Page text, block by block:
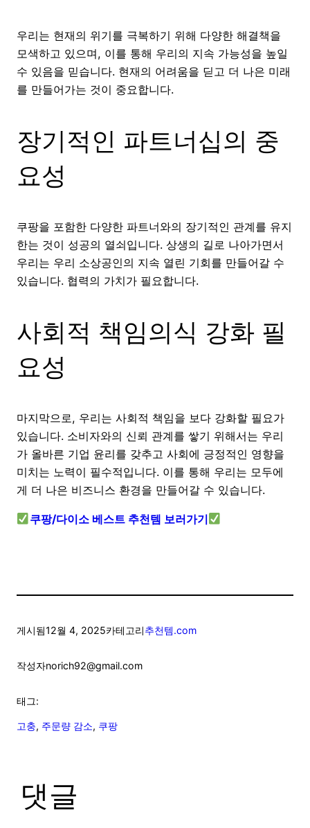
우리는 현재의 위기를 극복하기 위해 다양한 해결책을
모색하고 있으며, 이를 통해 우리의 지속 가능성을 높일
수 있음을 믿습니다. 현재의 어려움을 딛고 더 나은 미래
를 만들어가는 것이 중요합니다.
장기적인 파트너십의 중
요성
쿠팡을 포함한 다양한 파트너와의 장기적인 관계를 유지
한는 것이 성공의 열쇠입니다. 상생의 길로 나아가면서
우리는 우리 소상공인의 지속 열린 기회를 만들어갈 수
있습니다. 협력의 가치가 필요합니다.
사회적 책임의식 강화 필
요성
마지막으로, 우리는 사회적 책임을 보다 강화할 필요가
있습니다. 소비자와의 신뢰 관계를 쌓기 위해서는 우리
가 올바른 기업 윤리를 갖추고 사회에 긍정적인 영향을
미치는 노력이 필수적입니다. 이를 통해 우리는 모두에
게 더 나은 비즈니스 환경을 만들어갈 수 있습니다.
쿠팡/다이소 베스트 추천템 보러가기
게시됨12월 4, 2025카테고리추천템.com
작성자norich92@gmail.com
태그:
고충, 주문량 감소, 쿠팡
댓글